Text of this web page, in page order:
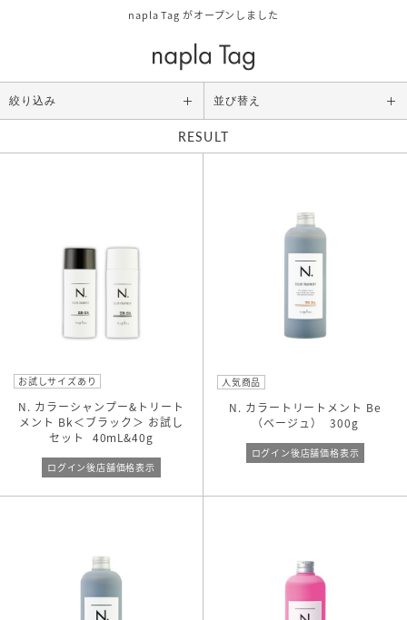
napla Tag がオープンしました
RESULT
絞り込み 並び替え
Category
シャンプー/トリートメント
ボディケア/その他
Size
お試しサイズ
レギュラーサイズ
ビックサイズ
キーワード検索
お試しサイズあり
N. カラーシャンプー&トリート
メント Bk＜ブラック＞ お試し
セット
40mL&40g
ログイン後店舗価格表示
人気商品
N. カラートリートメント Be
（ベージュ）
300g
ログイン後店舗価格表示